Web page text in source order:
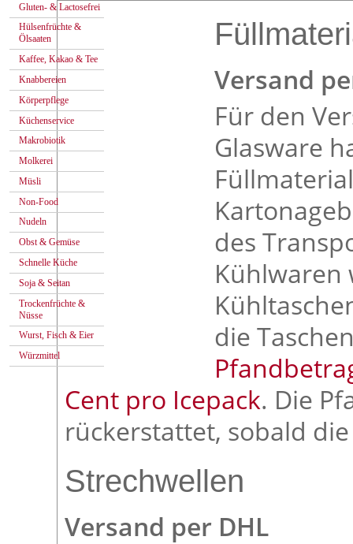
Gluten- & Lactosefrei
Hülsenfrüchte &
Ölsaaten
Kaffee, Kakao & Tee
Knabbereien
Körperpflege
Küchenservice
Makrobiotik
Molkerei
Müsli
Non-Food
Nudeln
Obst & Gemüse
Schnelle Küche
Soja & Seitan
Trockenfrüchte &
Nüsse
Wurst, Fisch & Eier
Würzmittel
Versand
Für den
Glasware
des
Kühlwaren
die
Cent pro Icepack. Die
rückerstattet, sobald
Strechwellen
Versand per DHL